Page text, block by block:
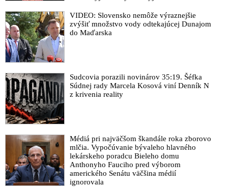
zháňali energie pre Ukrajinu na zimu. Putin
vraj bude mobilizovať a vojna sa do zimy
pravdepodobne neskončí
VIDEO: Slovensko nemôže výraznejšie
zvýšiť množstvo vody odtekajúcej Dunajom
do Maďarska
Sudcovia porazili novinárov 35:19. Šéfka
Súdnej rady Marcela Kosová viní Denník N
z krivenia reality
Médiá pri najväčšom škandále roka zborovo
mlčia. Vypočúvanie bývaleho hlavného
lekárskeho poradcu Bieleho domu
Anthonyho Fauciho pred výborom
amerického Senátu väčšina médií
ignorovala